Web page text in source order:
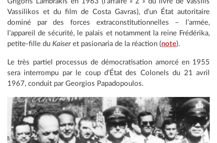
Vassilikos et du film de Costa Gavras), d’un État autoritaire
dominé par des forces extraconstitutionnelles – l’armée,
l’appareil de sécurité, le palais et notamment la reine Frédérika,
petite-fille du Kaiseret pasionaria de la réaction (note).
Le très partiel processus de démocratisation amorcé en 1955
sera interrompu par le coup d’État des Colonels du 21 avril
1967, conduit par Georgios Papadopoulos.